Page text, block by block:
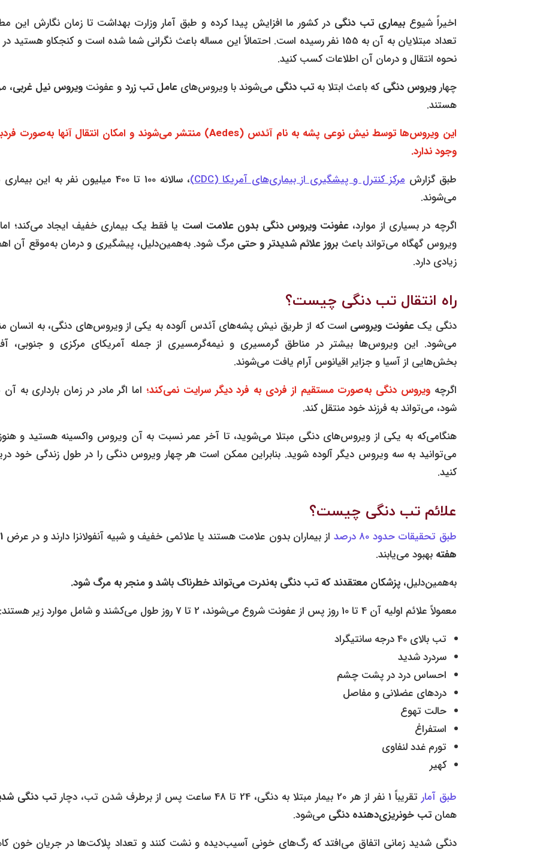
اخیراً شیوعبیماری تب دنگی در کشور ما افزایش پیدا کرده و طبق آمار وزارت بهداشت تا زمان نگارش این
تعداد مبتلایان به آن به 155 نفر رسیده است. احتمالاً این مساله باعث نگرانی شما شده است و کنجکاو هستید
نحوه انتقال و درمان آن اطلاعات کسب کنید.
چهارویروس دنگی که باعث ابتلا به تب دنگی می‌شوند با ویروس‌هایعامل تب زرد و عفونت ویروس نیل غربی،
هستند.
این ویروس‌ها توسط نیش نوعی پشه به نام آئدس (Aedes
) منتشر می‌شوند و امکان انتقال آنها به‌صورت
وجود ندارد.
طبق گزارشمرکز کنترل و پیشگیری از بیماری‌های آمریکا (CDC)
، سالانه 100 تا 400 میلیون نفر به این
می‌شوند.
اگرچه در بسیاری از موارد، عفونت‌ ویروس دنگی بدون علامت است یا فقط یک بیماری خفیف ایجاد می‌کند؛
ویروس گهگاه می‌تواند باعث بروز علائم شدیدتر و حتی مرگ شود. به‌همین‌دلیل، پیشگیری و درمان به‌موقع آن
زیادی دارد.
راه انتقال تب دنگی چیست؟
دنگی یکعفونت ویروسی است که از طریق نیش پشه‌های آئدس آلوده به یکی از ویروس‌های دنگی، به انسان
می‌شود. این ویروس‌ها بیشتر در مناطق گرمسیری و نیمه‌گرمسیری از جمله آمریکای مرکزی و جنوبی،
بخش‌هایی از آسیا و جزایر اقیانوس آرام یافت می‌شوند.
اگرچهویروس دنگی به‌صورت مستقیم از فردی به فرد دیگر سرایت نمی‌کند؛ اما اگر مادر در زمان بارداری به آن
شود، می‌تواند به فرزند خود منتقل کند.
هنگامی‌که به یکی از ویروس‌های دنگی مبتلا می‌شوید، تا آخر عمر نسبت به آن ویروس واکسینه هستید و
می‌توانید به سه ویروس دیگر آلوده شوید. بنابراین ممکن است هر چهار ویروس دنگی را در طول زندگی خود
کنید.
علائم تب دنگی چیست؟
طبق تحقیقات حدود 80 درصد از بیماران بدون علامت هستند یا علائمی خفیف و شبیه آنفولانزا دارند و در عرض
هفته بهبود می‌یابند.
به‌همین‌دلیل،پزشکان معتقدند که تب دنگی به‌ندرت می‌تواند خطرناک باشد و منجر به مرگ شود.
معمولاً علائم اولیه آن 4 تا 10 روز پس از عفونت شروع می‌شوند، 2 تا 7 روز طول می‌کشند و شامل موارد زیر هستند:
تب بالای 40 درجه سانتیگراد
سردرد شدید
احساس درد در پشت چشم
دردهای عضلانی و مفاصل
حالت تهوع
استفراغ
تورم غدد لنفاوی
کهیر
طبق آمار تقریباً 1 نفر از هر 20 بیمار مبتلا به دنگی، 24 تا 48 ساعت پس از برطرف شدن تب، دچار تب دنگی
همانتب خونریزی‌دهنده دنگی می‌شود.
دنگی شدید زمانی اتفاق می‌افتد که رگ‌های خونی آسیب‌دیده و نشت کنند و تعداد پلاکت‌ها در جریان خون